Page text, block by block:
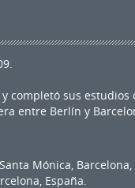
completó sus estudios
entre Berlín y
Mónica, Barcelona,
España.